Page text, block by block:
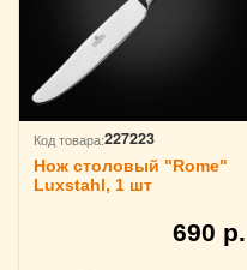
Код товара:227223
Нож столовый "Rome"
Luxstahl, 1 шт
690 р.